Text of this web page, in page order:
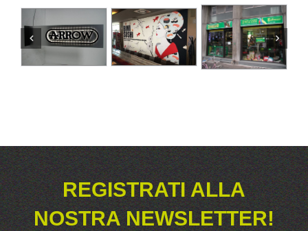
REGISTRATI ALLA
NOSTRA NEWSLETTER!